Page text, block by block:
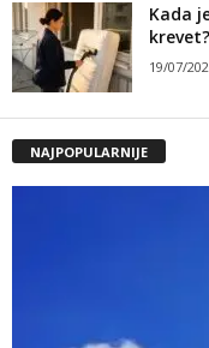
Kada
krevet?
19/07/
NAJPOPULARNIJE